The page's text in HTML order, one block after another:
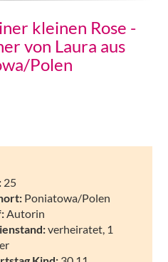
kleinen Rose -
von Laura aus
Polen
25
Poniatowa/Polen
Autorin
verheiratet, 1